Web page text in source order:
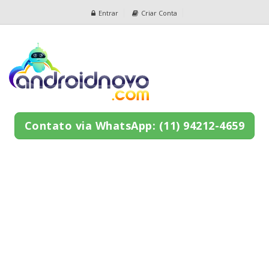
Entrar Criar Conta
Contato via WhatsApp: (11) 94212-4659